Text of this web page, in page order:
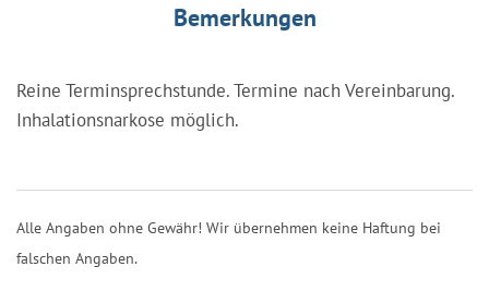
Bemerkungen
Reine Terminsprechstunde. Termine nach Vereinbarung.
Inhalationsnarkose möglich.
Alle Angaben ohne Gewähr! Wir übernehmen keine Haftung bei
falschen Angaben.